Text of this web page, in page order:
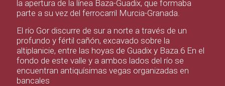
la apertura de la línea Baza-Guadix, que formaba
parte a su vez del ferrocarril Murcia-Granada.
El río Gor discurre de sur a norte a través de un
profundo y fértil cañón, excavado sobre la
altiplanicie, entre las hoyas de Guadix y Baza.6​ En el
fondo de este valle y a ambos lados del río se
encuentran antiquísimas vegas organizadas en
bancales